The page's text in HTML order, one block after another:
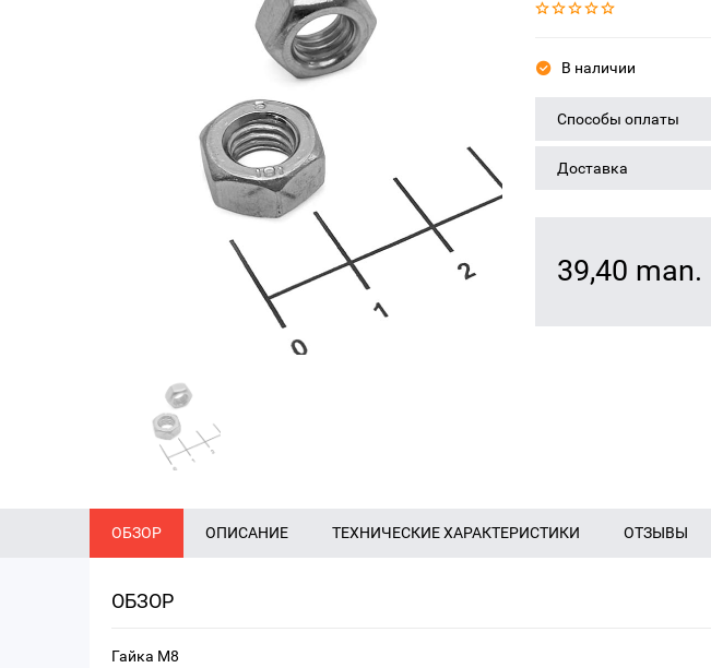
В наличии
Способы оплаты
Доставка
39,40 man.
ОБЗОР ОПИСАНИЕ ТЕХНИЧЕСКИЕ ХАРАКТЕРИСТИКИ ОТЗЫВЫ
ОБЗОР
Гайка М8